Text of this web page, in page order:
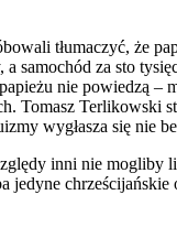
tłumaczyć, że
samochód za sto
nie powiedzą
Tomasz Terlikowski
wygłasza się nie
inni nie
jedyne